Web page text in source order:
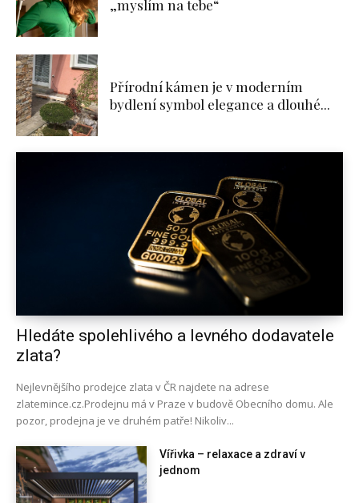
„myslím na tebe“
Přírodní kámen je v moderním
bydlení symbol elegance a dlouhé...
Hledáte spolehlivého a levného dodavatele
zlata?
Nejlevnějšího prodejce zlata v ČR najdete na adrese
zlatemince.cz.Prodejnu má v Praze v budově Obecního domu. Ale
pozor, prodejna je ve druhém patře! Nikoliv...
Vířivka – relaxace a zdraví v
jednom